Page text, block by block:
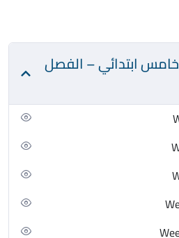
أوراق عمل English خامس ابتدائي – الفصل